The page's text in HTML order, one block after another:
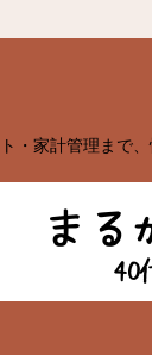
・家計管理まで